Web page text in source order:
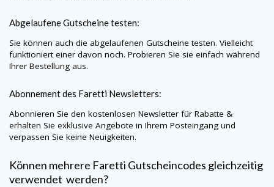
Abgelaufene Gutscheine testen:
Sie können auch die abgelaufenen Gutscheine testen. Vielleicht
funktioniert einer davon noch. Probieren Sie sie einfach während
Ihrer Bestellung aus.
Abonnement des Faretti Newsletters:
Abonnieren Sie den kostenlosen Newsletter für Rabatte &
erhalten Sie exklusive Angebote in Ihrem Posteingang und
verpassen Sie keine Neuigkeiten.
Können mehrere Faretti Gutscheincodes gleichzeitig
verwendet werden?